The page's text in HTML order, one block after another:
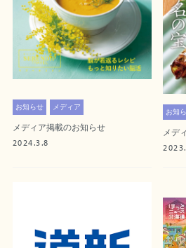
お知らせ メディア
メディア掲載のお知らせ
2024.3.8
お知
メデ